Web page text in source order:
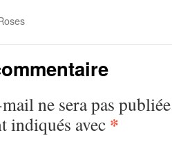
ne sera pas
indiqués avec *